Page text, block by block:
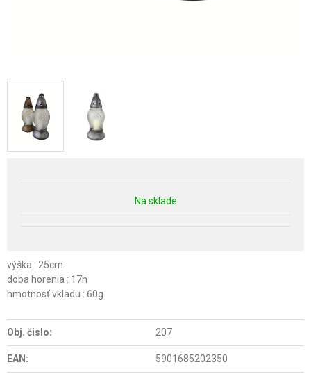
Na sklade
výška : 25cm
doba horenia : 17h
hmotnosť vkladu : 60g
Obj. čislo: 207
EAN: 5901685202350